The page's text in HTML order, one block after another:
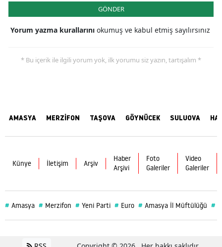
GÖNDER
Yorum yazma kurallarını okumuş ve kabul etmiş sayılırsınız
* Bu içerik ile ilgili yorum yok, ilk yorumu siz yazın, tartışalım *
AMASYA MERZİFON TAŞOVA GÖYNÜCEK SULUOVA
Künye İletişim Arşiv
Haber
Arşivi
Foto
Galeriler
Video
Galeriler
# Amasya # Merzifon # Yeni Parti # Euro # Amasya İl Müftülüğü #